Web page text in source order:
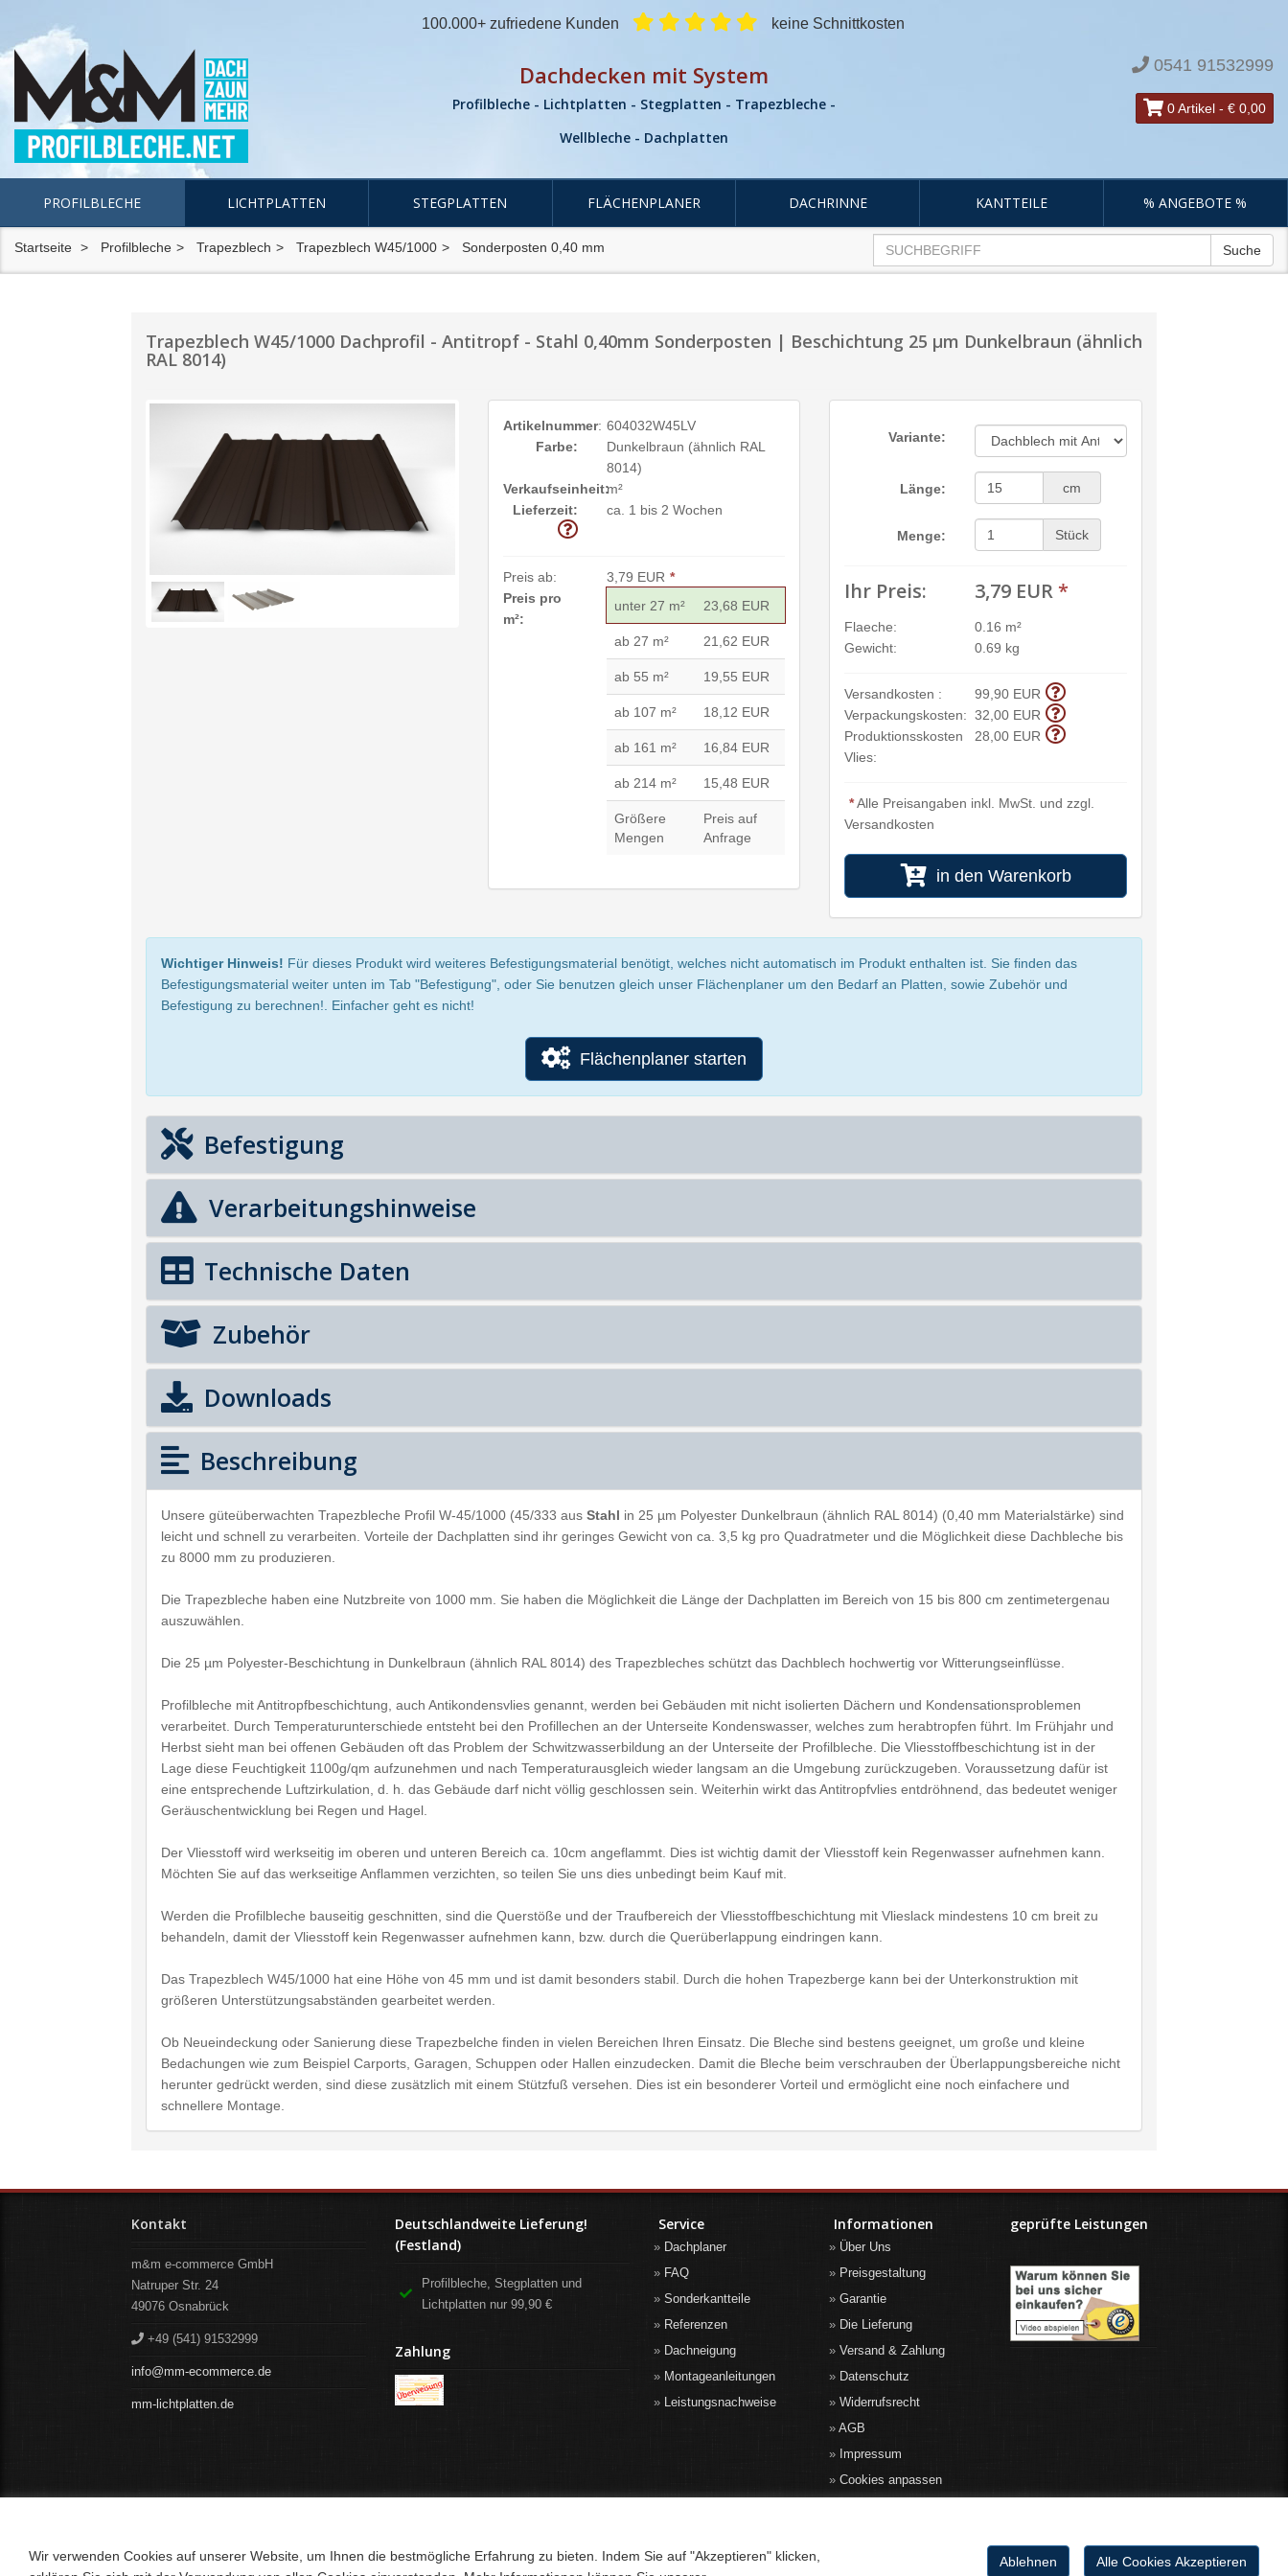
100.000+ zufriedene Kunden keine Schnittkosten
Dachdecken mit System
Profilbleche - Lichtplatten - Stegplatten - Trapezbleche -
Wellbleche - Dachplatten
0541 91532999
0 Artikel - € 0,00
PROFILBLECHE LICHTPLATTEN STEGPLATTEN FLÄCHENPLANER DACHRINNE KANTTEILE % ANGEBOTE %
Startseite Profilbleche Trapezblech Trapezblech W45/1000 Sonderposten 0,40 mm Suche
Trapezblech W45/1000 Dachprofil - Antitropf - Stahl 0,40mm Sonderposten | Beschichtung 25 µm Dunkelbraun (ähnlich
RAL 8014)
Artikelnummer: 604032W45LV
Farbe:
Dunkelbraun (ähnlich RAL
8014)
Verkaufseinheit:m²
Lieferzeit:
ca. 1 bis 2 Wochen
Preis ab: 3,79 EUR *
Preis pro
m²:
unter 27 m² 23,68 EUR
ab 27 m² 21,62 EUR
ab 55 m² 19,55 EUR
ab 107 m² 18,12 EUR
ab 161 m² 16,84 EUR
ab 214 m² 15,48 EUR
Größere
Mengen
Preis auf
Anfrage
Variante:
Länge: cm
Menge: Stück
Ihr Preis: 3,79 EUR *
Flaeche:
0.16 m²
Gewicht:
0.69 kg
Versandkosten :
99,90 EUR
Verpackungskosten: 32,00 EUR
Produktionsskosten
Vlies:
28,00 EUR
*Alle Preisangaben inkl. MwSt. und zzgl.
Versandkosten
in den Warenkorb
Wichtiger Hinweis! Für dieses Produkt wird weiteres Befestigungsmaterial benötigt, welches nicht automatisch im Produkt enthalten ist. Sie finden das
Befestigungsmaterial weiter unten im Tab "Befestigung", oder Sie benutzen gleich unser Flächenplaner um den Bedarf an Platten, sowie Zubehör und
Befestigung zu berechnen!. Einfacher geht es nicht!
Flächenplaner starten
Befestigung
Verarbeitungshinweise
Technische Daten
Zubehör
Downloads
Beschreibung
Unsere güteüberwachten Trapezbleche Profil W-45/1000 (45/333 aus Stahl in 25 µm Polyester Dunkelbraun (ähnlich RAL 8014) (0,40 mm Materialstärke) sind
leicht und schnell zu verarbeiten. Vorteile der Dachplatten sind ihr geringes Gewicht von ca. 3,5 kg pro Quadratmeter und die Möglichkeit diese Dachbleche bis
zu 8000 mm zu produzieren.
Die Trapezbleche haben eine Nutzbreite von 1000 mm. Sie haben die Möglichkeit die Länge der Dachplatten im Bereich von 15 bis 800 cm zentimetergenau
auszuwählen.
Die 25 µm Polyester-Beschichtung in Dunkelbraun (ähnlich RAL 8014) des Trapezbleches schützt das Dachblech hochwertig vor Witterungseinflüsse.
Profilbleche mit Antitropfbeschichtung, auch Antikondensvlies genannt, werden bei Gebäuden mit nicht isolierten Dächern und Kondensationsproblemen
verarbeitet. Durch Temperaturunterschiede entsteht bei den Profillechen an der Unterseite Kondenswasser, welches zum herabtropfen führt. Im Frühjahr und
Herbst sieht man bei offenen Gebäuden oft das Problem der Schwitzwasserbildung an der Unterseite der Profilbleche. Die Vliesstoffbeschichtung ist in der
Lage diese Feuchtigkeit 1100g/qm aufzunehmen und nach Temperaturausgleich wieder langsam an die Umgebung zurückzugeben. Voraussetzung dafür ist
eine entsprechende Luftzirkulation, d. h. das Gebäude darf nicht völlig geschlossen sein. Weiterhin wirkt das Antitropfvlies entdröhnend, das bedeutet weniger
Geräuschentwicklung bei Regen und Hagel.
Der Vliesstoff wird werkseitig im oberen und unteren Bereich ca. 10cm angeflammt. Dies ist wichtig damit der Vliesstoff kein Regenwasser aufnehmen kann.
Möchten Sie auf das werkseitige Anflammen verzichten, so teilen Sie uns dies unbedingt beim Kauf mit.
Werden die Profilbleche bauseitig geschnitten, sind die Querstöße und der Traufbereich der Vliesstoffbeschichtung mit Vlieslack mindestens 10 cm breit zu
behandeln, damit der Vliesstoff kein Regenwasser aufnehmen kann, bzw. durch die Querüberlappung eindringen kann.
Das Trapezblech W45/1000 hat eine Höhe von 45 mm und ist damit besonders stabil. Durch die hohen Trapezberge kann bei der Unterkonstruktion mit
größeren Unterstützungsabständen gearbeitet werden.
Ob Neueindeckung oder Sanierung diese Trapezbelche finden in vielen Bereichen Ihren Einsatz. Die Bleche sind bestens geeignet, um große und kleine
Bedachungen wie zum Beispiel Carports, Garagen, Schuppen oder Hallen einzudecken. Damit die Bleche beim verschrauben der Überlappungsbereiche nicht
herunter gedrückt werden, sind diese zusätzlich mit einem Stützfuß versehen. Dies ist ein besonderer Vorteil und ermöglicht eine noch einfachere und
schnellere Montage.
Kontakt
m&m e-commerce GmbH
Natruper Str. 24
49076 Osnabrück
+49 (541) 91532999
info@mm-ecommerce.de
mm-lichtplatten.de
Deutschlandweite Lieferung!
(Festland)
Profilbleche, Stegplatten und
Lichtplatten nur 99,90 €
Zahlung
Service
Dachplaner
FAQ
Sonderkantteile
Referenzen
Dachneigung
Montageanleitungen
Leistungsnachweise
Informationen
Über Uns
Preisgestaltung
Garantie
Die Lieferung
Versand & Zahlung
Datenschutz
Widerrufsrecht
AGB
Impressum
Cookies anpassen
geprüfte Leistungen
Wir verwenden Cookies auf unserer Website, um Ihnen die bestmögliche Erfahrung zu bieten. Indem Sie auf "Akzeptieren" klicken,
Alle Cookies Akzeptieren
Ablehnen